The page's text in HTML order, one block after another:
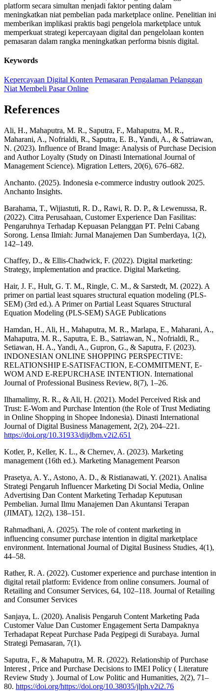
platform secara simultan menjadi faktor penting dalam
meningkatkan niat pembelian pada marketplace online. Penelitian ini
memberikan implikasi praktis bagi pengelola marketplace untuk
memperkuat strategi kepercayaan digital dan pengelolaan konten
pemasaran dalam rangka meningkatkan performa bisnis digital.
Keywords
Kepercayaan Digital Konten Pemasaran Pengalaman Pelanggan
Niat Membeli Pasar Online
References
Ali, H., Mahaputra, M. R., Saputra, F., Mahaputra, M. R.,
Maharani, A., Nofrialdi, R., Saputra, E. B., Yandi, A., & Satriawan,
N. (2023). Influence of Brand Image: Analysis of Purchase Decision
and Author Loyalty (Study on Dinasti International Journal of
Management Science). Migration Letters, 20(6), 676–682.
Anchanto. (2025). Indonesia e-commerce industry outlook 2025.
Anchanto Insights.
Barahama, T., Wijiastuti, R. D., Rawi, R. D. P., & Lewenussa, R.
(2022). Citra Perusahaan, Customer Experience Dan Fasilitas:
Pengaruhnya Terhadap Kepuasan Pelanggan PT. Pelni Cabang
Sorong. Lensa Ilmiah: Jurnal Manajemen Dan Sumberdaya, 1(2),
142–149.
Chaffey, D., & Ellis-Chadwick, F. (2022). Digital marketing:
Strategy, implementation and practice. Digital Marketing.
Hair, J. F., Hult, G. T. M., Ringle, C. M., & Sarstedt, M. (2022). A
primer on partial least squares structural equation modeling (PLS-
SEM) (3rd ed.). A Primer on Partial Least Squares Structural
Equation Modeling (PLS-SEM) SAGE Publications
Hamdan, H., Ali, H., Mahaputra, M. R., Marlapa, E., Maharani, A.,
Mahaputra, M. R., Saputra, E. B., Satriawan, N., Nofrialdi, R.,
Setiawan, H. A., Yandi, A., Gupron, G., & Saputra, F. (2023).
INDONESIAN ONLINE SHOPPING PERSPECTIVE:
RELATIONSHIP E-SATISFACTION, E-COMMITMENT, E-
WOM AND E-REPURCHASE INTENTION. International
Journal of Professional Business Review, 8(7), 1–26.
Ilhamalimy, R. R., & Ali, H. (2021). Model Perceived Risk and
Trust: E-Wom and Purchase Intention (the Role of Trust Mediating
in Online Shopping in Shopee Indonesia). Dinasti International
Journal of Digital Business Management, 2(2), 204–221.
https://doi.org/10.31933/dijdbm.v2i2.651
Kotler, P., Keller, K. L., & Chernev, A. (2023). Marketing
management (16th ed.). Marketing Management Pearson
Prasetya, A. Y., Astono, A. D., & Ristianawati, Y. (2021). Analisa
Strategi Pengaruh Influencer Marketing Di Social Media, Online
Advertising Dan Content Marketing Terhadap Keputusan
Pembelian. Jurnal Ilmu Manajemen Dan Akuntansi Terapan
(JIMAT), 12(2), 138–151.
Rahmadhani, A. (2025). The role of content marketing in
influencing consumer purchase intention in digital marketplace
environment. International Journal of Digital Business Studies, 4(1),
44–58.
Rather, R. A. (2022). Customer experience and purchase intention in
digital retail platform: Evidence from online consumers. Journal of
Retailing and Consumer Services, 64, 102–118. Journal of Retailing
and Consumer Services
Sanjaya, L. (2020). Analisis Pengaruh Content Marketing Pada
Customer Value Dan Customer Engagement Serta Dampaknya
Terhadapat Repeat Purchase Pada Pegipegi di Surabaya. Jurnal
Strategi Pemasaran, 7(1).
Saputra, F., & Mahaputra, M. R. (2022). Relationship of Purchase
Interest , Price and Purchase Decisions to IMEI Policy ( Literature
Review Study ). Journal of Low Politic and Humanities, 2(2), 71–
80. https://doi.org/https://doi.org/10.38035/jlph.v2i2.76